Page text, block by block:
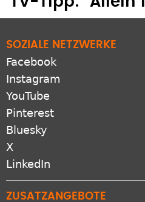
TV-Tipp: "Allein
SOZIALE NETZWERKE
Facebook
Instagram
YouTube
Pinterest
Bluesky
X